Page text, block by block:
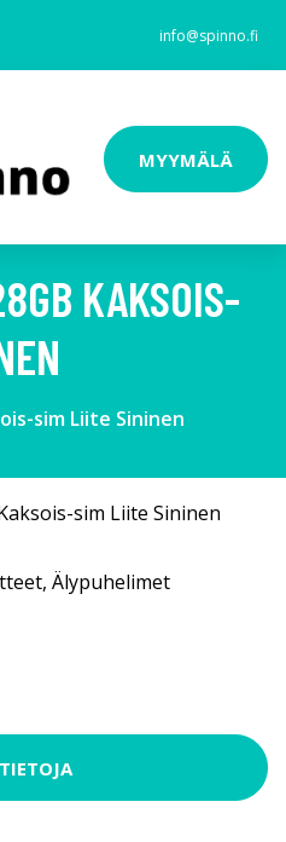
info@spinno.fi
MYYMÄLÄ
KAKSOIS-
sim Liite Sininen
, Älypuhelimet